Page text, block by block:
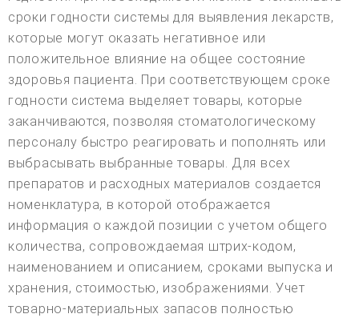
сроки годности системы для выявления лекарств,
которые могут оказать негативное или
положительное влияние на общее состояние
здоровья пациента. При соответствующем сроке
годности система выделяет товары, которые
заканчиваются, позволяя стоматологическому
персоналу быстро реагировать и пополнять или
выбрасывать выбранные товары. Для всех
препаратов и расходных материалов создается
номенклатура, в которой отображается
информация о каждой позиции с учетом общего
количества, сопровождаемая штрих-кодом,
наименованием и описанием, сроками выпуска и
хранения, стоимостью, изображениями. Учет
товарно-материальных запасов полностью